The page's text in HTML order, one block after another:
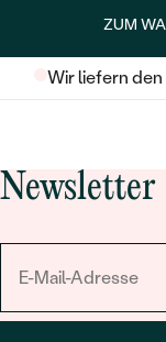
ZUM
Wir liefern den
Newsletter